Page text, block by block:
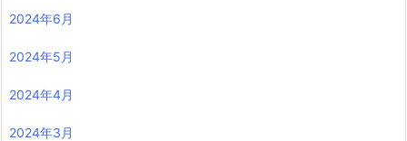
2024年6月
2024年5月
2024年4月
2024年3月